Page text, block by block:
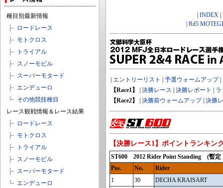
種目別最新情報
ロードレース
モトクロス
トライアル
スノーモビル
スーパーモタード
エンデューロ
その他競技種目
レース観戦情報＆レース結果
ロードレース
モトクロス
トライアル
スノーモビル
スーパーモタード
エンデューロ
INDEX
Rd5
エントリーリスト 予選ウォームアップ|
【Race1】
決勝レース 決勝レポート
ラ
【Race2】
決勝前ウォームアップ| 決勝
【決勝レース1】ポイントランキン
ST600 2012 Rider Point Standing (暫
Pos.
No.
Rider
1
30
DECHA KRAISART